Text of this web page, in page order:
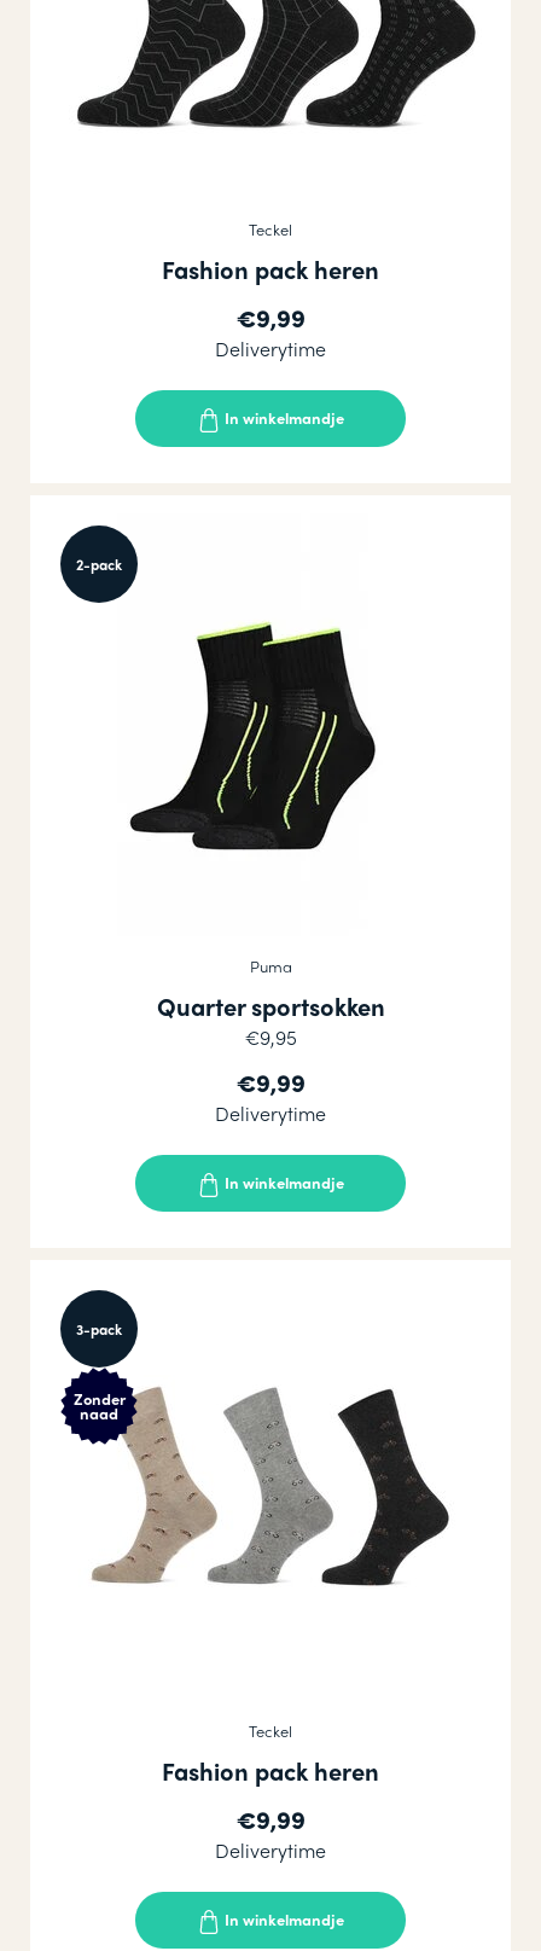
Teckel
Fashion pack heren
€9,99
Deliverytime
In winkelmandje
2-pack
Puma
Quarter sportsokken
€9,95
€9,99
Deliverytime
In winkelmandje
3-pack
Zonder
naad
Teckel
Fashion pack heren
€9,99
Deliverytime
In winkelmandje